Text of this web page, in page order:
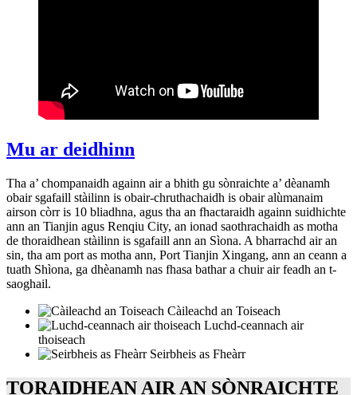
Mu ar deidhinn
Tha a’ chompanaidh againn air a bhith gu sònraichte a’ dèanamh
obair sgafaill stàilinn is obair-chruthachaidh is obair alùmanaim
airson còrr is 10 bliadhna, agus tha an fhactaraidh againn suidhichte
ann an Tianjin agus Renqiu City, an ionad saothrachaidh as motha
de thoraidhean stàilinn is sgafaill ann an Sìona. A bharrachd air an
sin, tha am port as motha ann, Port Tianjin Xingang, ann an ceann a
tuath Shìona, ga dhèanamh nas fhasa bathar a chuir air feadh an t-
saoghail.
Càileachd an Toiseach
Luchd-ceannach air
thoiseach
Seirbheis as Fheàrr
TORAIDHEAN AIR AN SÒNRAICHTE